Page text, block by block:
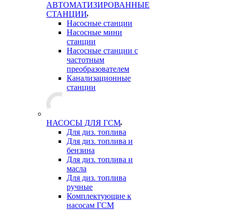
АВТОМАТИЗИРОВАННЫЕ
СТАНЦИИ
Насосные станции
Насосные мини
станции
Насосные станции с
частотным
преобразователем
Канализационные
станции
НАСОСЫ ДЛЯ ГСМ
Для диз. топлива
Для диз. топлива и
бензина
Для диз. топлива и
масла
Для диз. топлива
ручные
Комплектующие к
насосам ГСМ